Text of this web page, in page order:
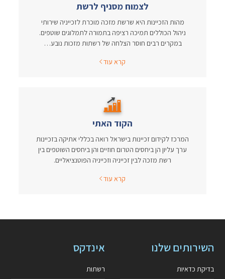
לצמוח מסניף לרשת
מהות הזכיינות היא שרשת מזכה מוכרת לזכייניה שירותי
ניהול הכוללים תמיכה רציפה בתמורה לתמלוגים שוטפים.
במקרים רבים חוסר הצלחה של רשתות מזכות נובע…
קרא עוד
הקוד האתי
המרכז לקידום זכיינות בישראל רואה בכללי אתיקה בזכיינות
ערך עליון הן ביחסים הטרום חוזיים והן ביחסים השוטפים בין
רשת מזכה לבין זכייניה וזכייניה הפוטנציאליים.
קרא עוד
השירותים שלנו
בדיקת כדאיות
אינדקס
רשתות